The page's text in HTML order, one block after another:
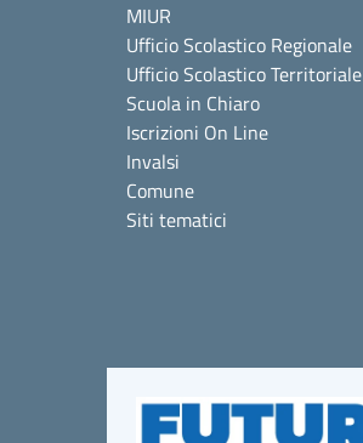
MIUR
Ufficio Scolastico Regionale
Ufficio Scolastico Territoriale
Scuola in Chiaro
Iscrizioni On Line
Invalsi
Comune
Siti tematici